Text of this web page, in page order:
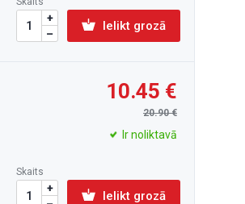
Ielikt grozā
10.45
20.90
Ir noliktavā
Skaits
Ielikt grozā